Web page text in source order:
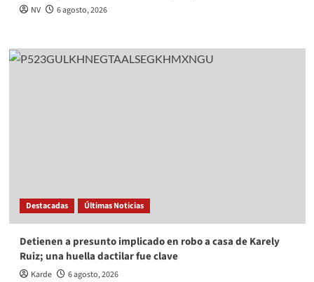
NV 6 agosto, 2026
Destacadas Últimas Noticias
Detienen a presunto implicado en robo a casa de Karely
Ruiz; una huella dactilar fue clave
Karde 6 agosto, 2026